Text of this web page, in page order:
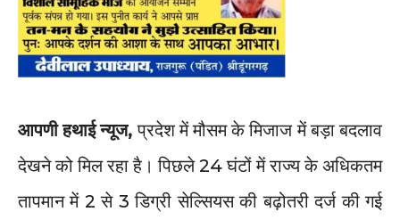
आपणी हथाई न्यूज,प्रदेश में मौसम के मिजाज में बड़ा बदलाव
देखने को मिल रहा है। पिछले 24 घंटों में राज्य के अधिकतम
तापमान में 2 से 3 डिग्री सेल्सियस की बढ़ोतरी दर्ज की गई